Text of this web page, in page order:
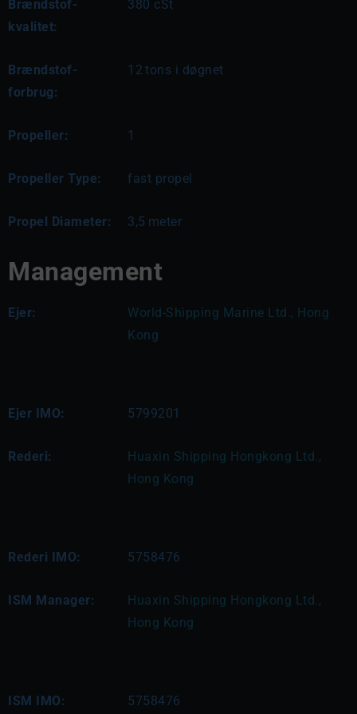
Brændstof-
kvalitet:
380 cSt
Brændstof-
forbrug:
12 tons i døgnet
Propeller: 1
Propeller Type: fast propel
Propel Diameter: 3,5 meter
Management
Ejer:
World-Shipping Marine Ltd., Hong
Kong
Ejer IMO: 5799201
Rederi:
Huaxin Shipping Hongkong Ltd.,
Hong Kong
Rederi IMO: 5758476
ISM Manager:
Huaxin Shipping Hongkong Ltd.,
Hong Kong
ISM IMO: 5758476